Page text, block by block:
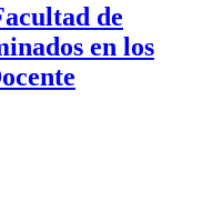
de
en los